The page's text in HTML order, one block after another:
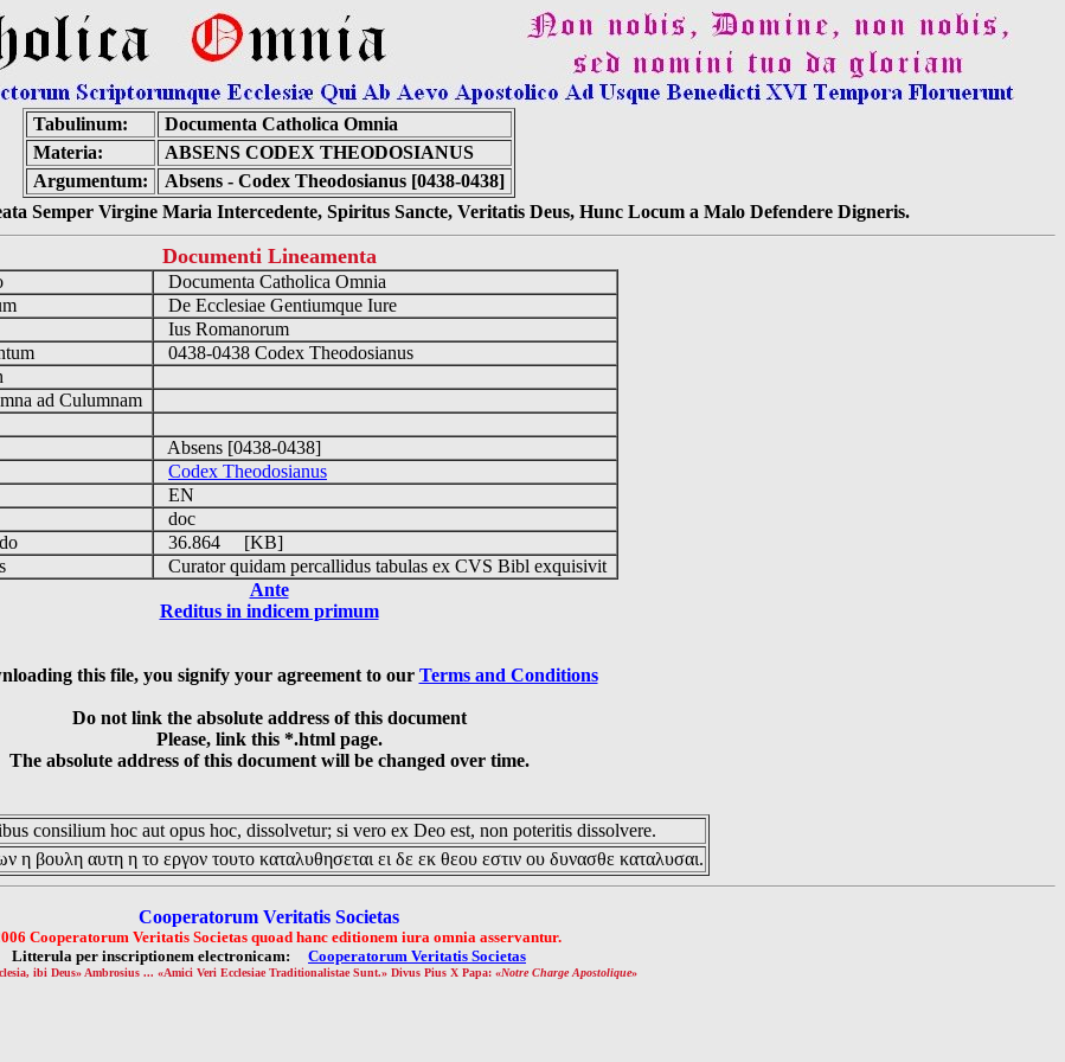
Tabulinum:
Documenta Catholica Omnia
Materia:
ABSENS CODEX THEODOSIANUS
Argumentum:
Absens - Codex Theodosianus [0438-0438]
Semper Virgine Maria Intercedente, Spiritus Sancte, Veritatis Deus, Hunc Locum a Malo Defendere Digneris.
Documenti Lineamenta
Documenta Catholica Omnia
De Ecclesiae Gentiumque Iure
Ius Romanorum
0438-0438 Codex Theodosianus
ad Culumnam
Absens [0438-0438]
Codex Theodosianus
EN
doc
36.864 [KB]
Curator quidam percallidus tabulas ex CVS Bibl exquisivit
Ante
Reditus in indicem primum
this file, you signify your agreement to our Terms and Conditions
Do not link the absolute address of this document
Please, link this *.html page.
The absolute address of this document will be changed over time.
consilium hoc aut opus hoc, dissolvetur; si vero ex Deo est, non poteritis dissolvere.
η βουλη αυτη η το εργον τουτο καταλυθησεται ει δε εκ θεου εστιν ου δυνασθε καταλυσαι.
Cooperatorum Veritatis Societas
Cooperatorum Veritatis Societas quoad hanc editionem iura omnia asservantur.
Litterula per inscriptionem electronicam: Cooperatorum Veritatis Societas
ibi Deus» Ambrosius ... «Amici Veri Ecclesiae Traditionalistae Sunt.» Divus Pius X Papa: «Notre Charge Apostolique»